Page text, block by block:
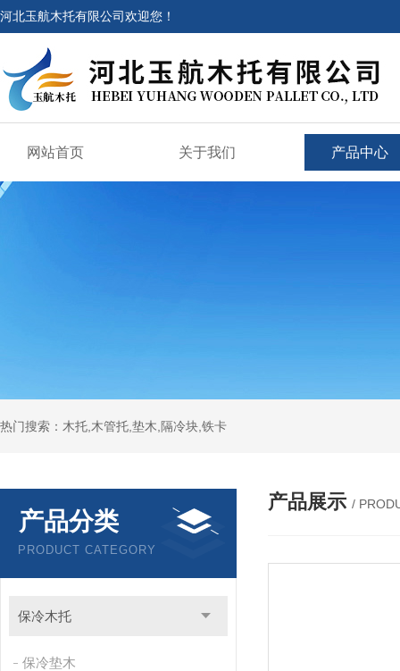
河北玉航木托有限公司欢迎您！
网站首页 关于我们 产品中心
热门搜索：木托,木管托,垫木,隔冷块,铁卡
产品分类
PRODUCT CATEGORY
保冷木托
保冷垫木
产品展示 /